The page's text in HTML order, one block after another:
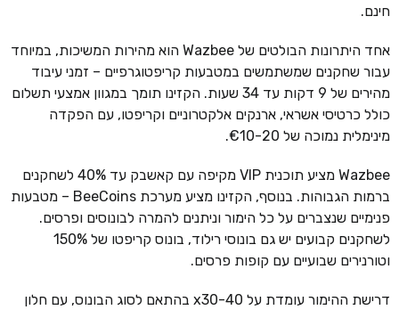
חינם.
אחד היתרונות הבולטים של Wazbee הוא מהירות המשיכות, במיוחד
עבור שחקנים שמשתמשים במטבעות קריפטוגרפיים – זמני עיבוד
מהירים של 9 דקות עד 34 שעות. הקזינו תומך במגוון אמצעי תשלום
כולל כרטיסי אשראי, ארנקים אלקטרוניים וקריפטו, עם הפקדה
מינימלית נמוכה של €10-20.
Wazbee מציע תוכנית VIP מקיפה עם קאשבק עד 40% לשחקנים
ברמות הגבוהות. בנוסף, הקזינו מציע מערכת BeeCoins – מטבעות
פנימיים שנצברים על כל הימור וניתנים להמרה לבונוסים ופרסים.
לשחקנים קבועים יש גם בונוסי רילוד, בונוס קריפטו של 150%
וטורנירים שבועיים עם קופות פרסים.
דרישת ההימור עומדת על x30-40 בהתאם לסוג הבונוס, עם חלון